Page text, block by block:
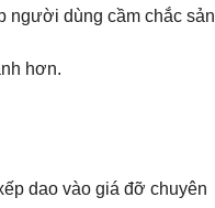
người dùng cầm chắc sản
hơn.
dao vào giá đỡ chuyên